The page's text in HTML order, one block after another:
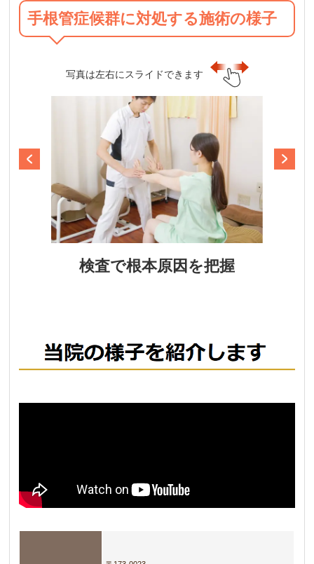
手根管症候群に対処する施術の様子
写真は左右にスライドできます
検査で根本原因を把握